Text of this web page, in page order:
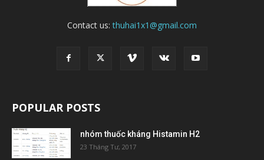
Contact us:thuhai1x1@gmail.com
POPULAR POSTS
nhóm thuốc kháng Histamin H2
23 Tháng Tư, 2017